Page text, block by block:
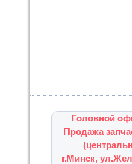
Головной
Продажа
г.Минск,